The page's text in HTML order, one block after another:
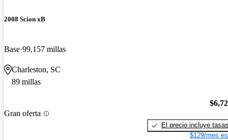
2008 Scion xB
Base 99,157 millas
Charleston, SC
89 millas
Gran oferta
El precio incluye tasas
$129/mes